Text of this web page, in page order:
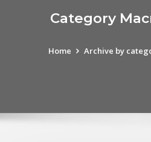
Category
Home Archive by